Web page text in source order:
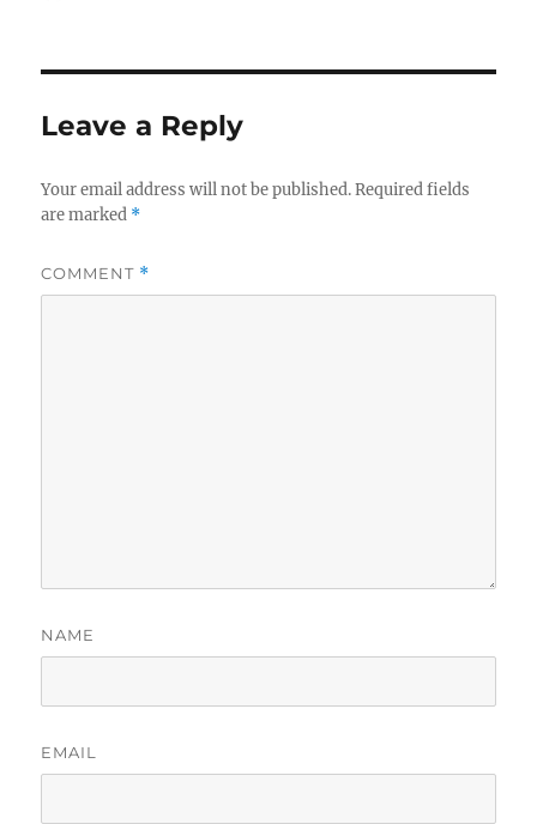
Leave a Reply
Your email address will not be published. Required fields
are marked *
COMMENT *
NAME
EMAIL